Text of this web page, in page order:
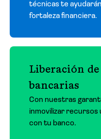
técnicas te
fortaleza financiera.
Liberación
bancarias
Con nuestras
inmovilizar recursos
con tu banco.